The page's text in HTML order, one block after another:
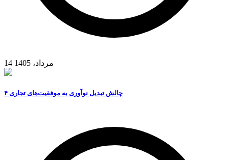
14 مرداد، 1405
۴ چالش تبدیل نوآوری به موفقیت‌های تجاری